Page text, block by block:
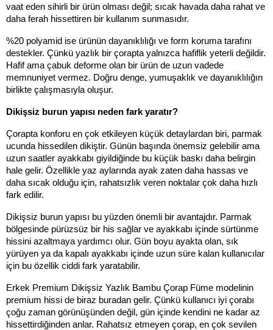
vaat eden sihirli bir ürün olması değil; sıcak havada daha rahat ve
daha ferah hissettiren bir kullanım sunmasıdır.
%20 polyamid ise ürünün dayanıklılığı ve form koruma tarafını
destekler. Çünkü yazlık bir çorapta yalnızca hafiflik yeterli değildir.
Hafif ama çabuk deforme olan bir ürün de uzun vadede
memnuniyet vermez. Doğru denge, yumuşaklık ve dayanıklılığın
birlikte çalışmasıyla oluşur.
Dikişsiz burun yapısı neden fark yaratır?
Çorapta konforu en çok etkileyen küçük detaylardan biri, parmak
ucunda hissedilen dikiştir. Günün başında önemsiz gelebilir ama
uzun saatler ayakkabı giyildiğinde bu küçük baskı daha belirgin
hale gelir. Özellikle yaz aylarında ayak zaten daha hassas ve
daha sıcak olduğu için, rahatsızlık veren noktalar çok daha hızlı
fark edilir.
Dikişsiz burun yapısı bu yüzden önemli bir avantajdır. Parmak
bölgesinde pürüzsüz bir his sağlar ve ayakkabı içinde sürtünme
hissini azaltmaya yardımcı olur. Gün boyu ayakta olan, sık
yürüyen ya da kapalı ayakkabı içinde uzun süre kalan kullanıcılar
için bu özellik ciddi fark yaratabilir.
Erkek Premium Dikişsiz Yazlık Bambu Çorap Füme modelinin
premium hissi de biraz buradan gelir. Çünkü kullanıcı iyi çorabı
çoğu zaman görünüşünden değil, gün içinde kendini ne kadar az
hissettirdiğinden anlar. Rahatsız etmeyen çorap, en çok sevilen